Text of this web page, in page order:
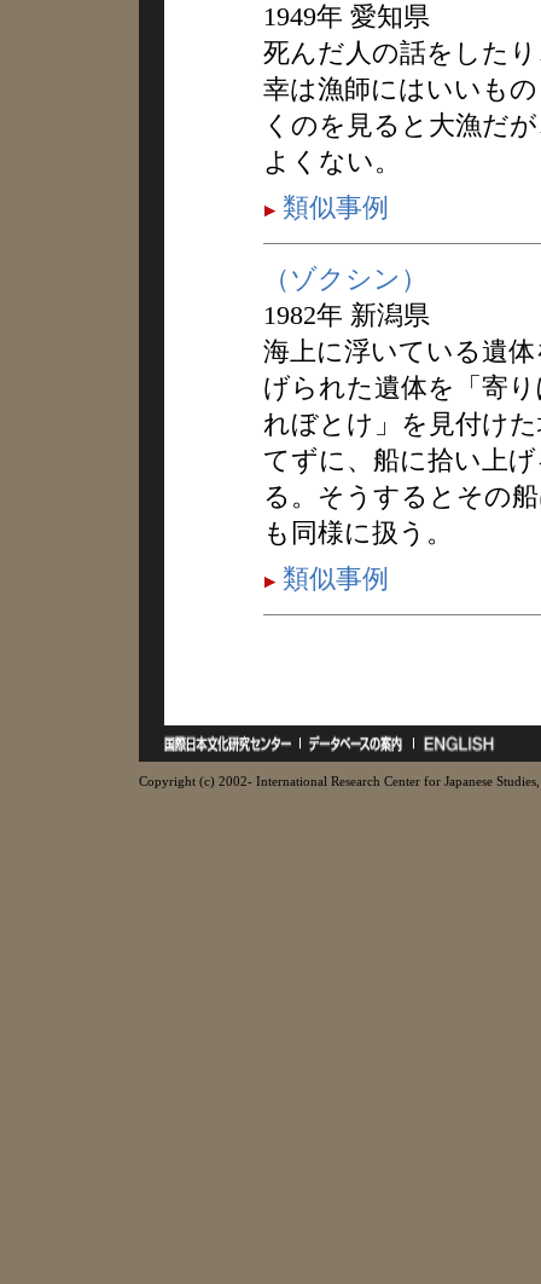
1949年 愛知県
死んだ人の話をした
幸は漁師にはいいも
くのを見ると大漁だ
よくない。
類似事例
（ゾクシン）
1982年 新潟県
海上に浮いている遺
げられた遺体を「寄
れぼとけ」を見付け
てずに、船に拾い上
る。そうするとその
も同様に扱う。
類似事例
Copyright (c) 2002- International Research Center for Japanese